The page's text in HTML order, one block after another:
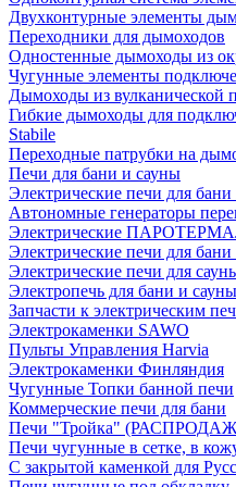
Двухконтурные элементы
Переходники для дымоходов
Одностенные дымоходы из
Чугунные элементы
Дымоходы из вулканической
Гибкие дымоходы для
Stabile
Переходные патрубки на
Печи для бани и сауны
Электрические печи для
Автономные генераторы
Электрические
Электрические печи для
Электрические печи для
Электропечь для бани и
Запчасти к электрическим
Электрокаменки SAWO
Пульты Управления Harvia
Электрокаменки Финляндия
Чугунные Топки банной печи
Коммерческие печи для бани
Печи "Тройка"
Печи чугунные в сетке, в
С закрытой каменкой для